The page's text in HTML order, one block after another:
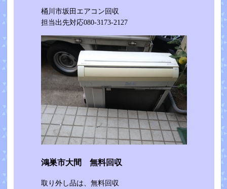
桶川市坂田エアコン回収
担当出先対応080-3173-2127
鴻巣市大間 無料回収
取り外し品は、無料回収